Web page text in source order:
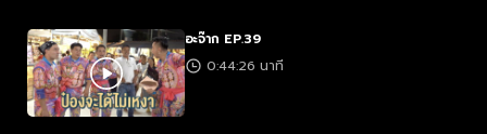
อะจ๊าก EP.39
0:44:26 นาที